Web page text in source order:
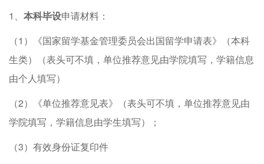
1、 本科毕设申请材料：
（1）《国家留学基金管理委员会出国留学申请表》（本科
生类）（表头可不填，单位推荐意见由学院填写，学籍信息
由个人填写）
（2）《单位推荐意见表》（表头可不填，单位推荐意见由
学院填写，学籍信息由学生填写）；
（3）有效身份证复印件